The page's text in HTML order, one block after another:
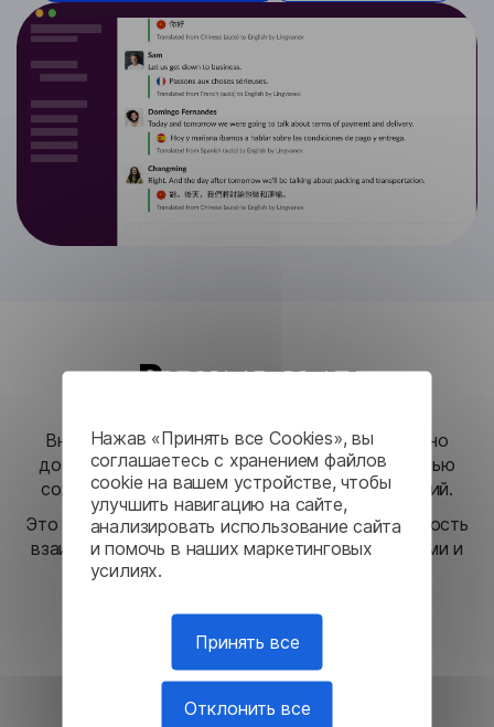
Нажав «Принять все Cookies», вы
соглашаетесь с хранением файлов
cookie на вашем устройстве, чтобы
улучшить навигацию на сайте,
анализировать использование сайта
и помочь в наших маркетинговых
усилиях.
Принять все
Отклонить все
Результаты
Внедрив решение Lingvanex, компания успешно
добавила функцию перевода в Slack, полностью
сохранив конфиденциальность всех сообщений.
Это усовершенствование повысило эффективность
взаимодействия между глобальными командами и
обеспечило соблюдение строгих политик
Связаться с нами
Показать больше